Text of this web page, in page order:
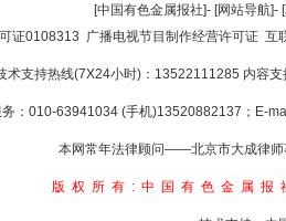
[中国有色金属报社]- [网站导航]-
证0108313 广播电视节目制作经营许可证 互
术支持热线(7X24小时)：13522111285 内容
：010-63941034 (手机)13520882137；E-
本网常年法律顾问——北京市大成律
版权所有:中国有色金属报